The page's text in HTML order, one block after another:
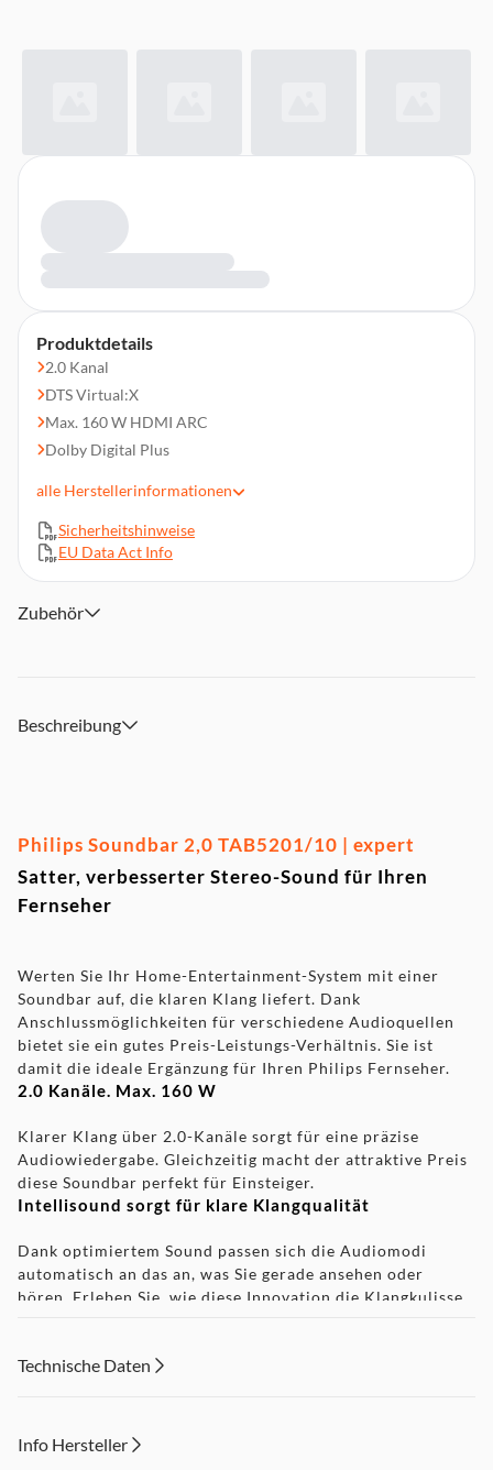
Produktdetails
2.0 Kanal
DTS Virtual:X
Max. 160 W HDMI ARC
Dolby Digital Plus
Fernbedienung, 2 Wandhalterungen, Netzkabel, Weltweite
Garantiekarte
alle Herstellerinformationen
Sicherheitshinweise
EU Data Act Info
Zubehör
Beschreibung
Philips Soundbar 2,0 TAB5201/10 | expert
Satter, verbesserter Stereo-Sound für Ihren
Fernseher
Werten Sie Ihr Home-Entertainment-System mit einer
Soundbar auf, die klaren Klang liefert. Dank
Anschlussmöglichkeiten für verschiedene Audioquellen
bietet sie ein gutes Preis-Leistungs-Verhältnis. Sie ist
damit die ideale Ergänzung für Ihren Philips Fernseher.
2.0 Kanäle. Max. 160 W
Klarer Klang über 2.0-Kanäle sorgt für eine präzise
Audiowiedergabe. Gleichzeitig macht der attraktive Preis
diese Soundbar perfekt für Einsteiger.
Intellisound sorgt für klare Klangqualität
Dank optimiertem Sound passen sich die Audiomodi
automatisch an das an, was Sie gerade ansehen oder
hören. Erleben Sie, wie diese Innovation die Klangkulisse
Raum
ein intensives Surround-Erlebnis. Der satte Stereo-Sound
wird klar und kraftvoll wiedergegeben – für einen echten
Technische Daten
Info Hersteller